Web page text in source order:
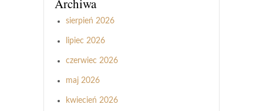
sierpień 2026
lipiec 2026
czerwiec 2026
maj 2026
kwiecień 2026